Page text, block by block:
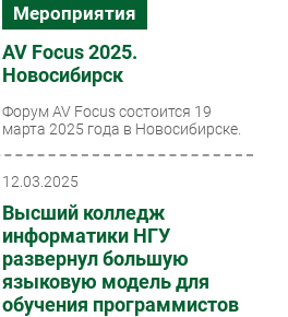
Мероприятия
AV Focus 2025.
Новосибирск
Форум AV Focus состоится 19
марта 2025 года в Новосибирске.
12.03.2025
Высший колледж
информатики НГУ
развернул большую
языковую модель для
обучения программистов